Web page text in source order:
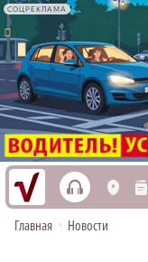
СОЦРЕКЛАМА
h L n
Главная • Новости